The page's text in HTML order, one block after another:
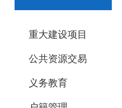
重大建设项目
公共资源交易
义务教育